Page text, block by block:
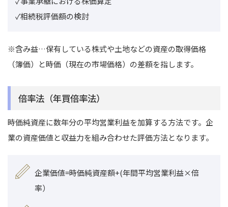
✓相続税評価額の検討
※含み益…保有している株式や土地などの資産の取得価格
（簿価）と時価（現在の市場価格）の差額を指します。
倍率法（年買倍率法）
時価純資産に数年分の平均営業利益を加算する方法です。企
業の資産価値と収益力を組み合わせた評価方法となります。
企業価値=時価純資産額+(年間平均営業利益×倍
率）